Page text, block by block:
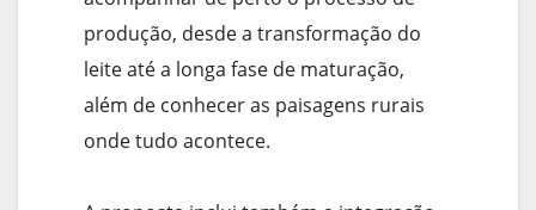
produção, desde a transformação do
leite até a longa fase de maturação,
além de conhecer as paisagens rurais
onde tudo acontece.